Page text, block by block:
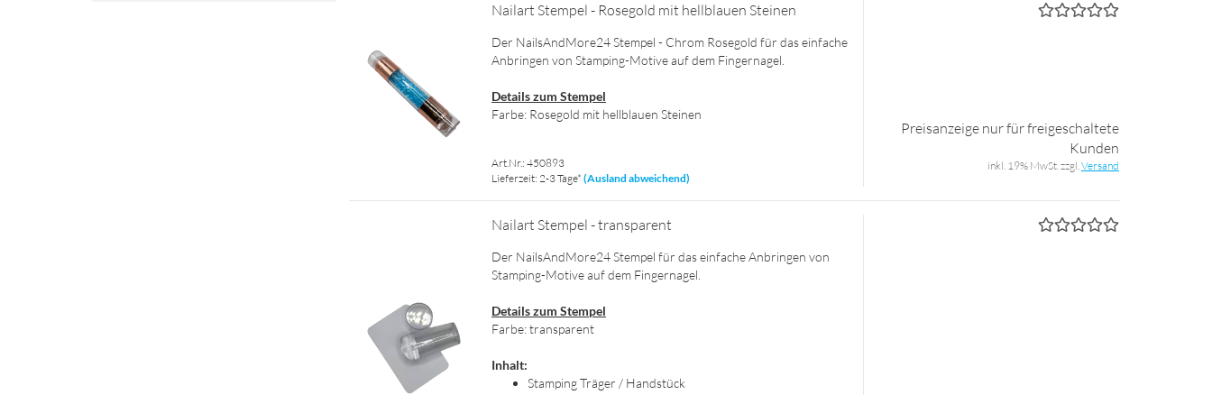
Nai­l­art Stem­pel - Ro­se­gold mit hell­blau­en Stei­nen
Der NailsAndMore24 Stem­pel - Chrom Ro­se­gold für das ein­fa­che
An­brin­gen von Stamping-​Motive auf dem Fin­ger­na­gel.
De­tails zum Stem­pel
Farbe: Ro­se­gold mit hell­blau­en Stei­nen
Art.Nr.: 450893
Lieferzeit: 2-3 Tage* (Ausland abweichend)
Preisanzeige nur für freigeschaltete
Kunden
inkl. 19% MwSt. zzgl.Versand
Nai­l­art Stem­pel - trans­pa­rent
Der NailsAndMore24 Stem­pel für das ein­fa­che An­brin­gen von
Stamping-​Motive auf dem Fin­ger­na­gel.
De­tails zum Stem­pel
Farbe: trans­pa­rent
In­halt:
Stam­ping Trä­ger / Hand­stück